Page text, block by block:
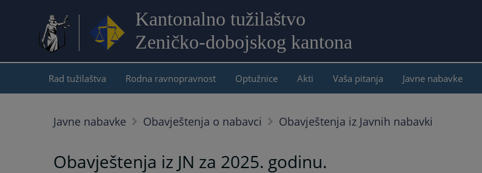
Kantonalno tužilaštvo
Zeničko-dobojskog kantona
sadržaj
Rad tužilaštva Rodna ravnopravnost Optužnice Akti Vaša pitanja Javne nabavke
Javne nabavke Obavještenja o nabavci Obavještenja iz Javnih nabavki
Obavještenja iz JN za 2025. godinu.